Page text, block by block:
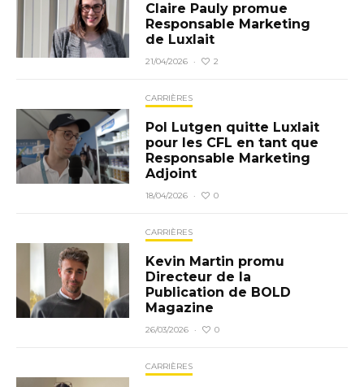
Claire Pauly promue
Responsable Marketing
de Luxlait
21/04/2026 · 2
CARRIÈRES
Pol Lutgen quitte Luxlait
pour les CFL en tant que
Responsable Marketing
Adjoint
18/04/2026 · 0
CARRIÈRES
Kevin Martin promu
Directeur de la
Publication de BOLD
Magazine
26/03/2026 · 0
CARRIÈRES